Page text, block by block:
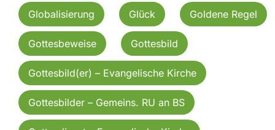
Globalisierung Glück Goldene Regel
Gottesbeweise Gottesbild
Gottesbild(er) – Evangelische Kirche
Gottesbilder – Gemeins. RU an BS